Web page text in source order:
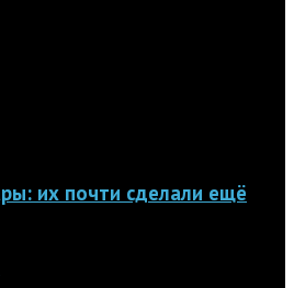
их почти сделали ещё